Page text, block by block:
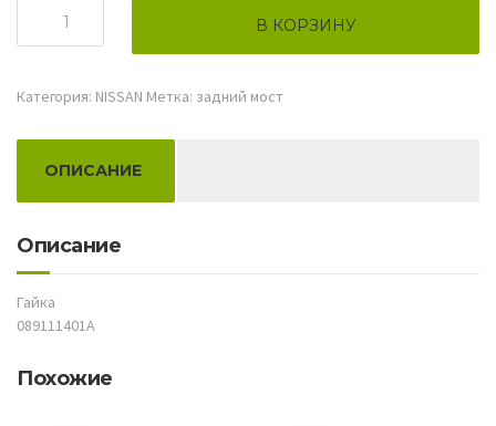
товара
В КОРЗИНУ
Категория: NISSAN Метка: задний мост
ОПИСАНИЕ
Описание
Гайка
089111401A
Похожие